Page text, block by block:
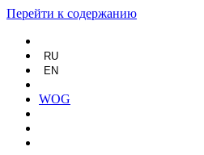
Перейти к содержанию
RU
EN
WOG